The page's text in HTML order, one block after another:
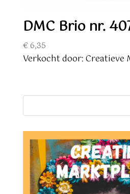
DMC Brio nr.
€6,35
Verkocht door: Creatieve